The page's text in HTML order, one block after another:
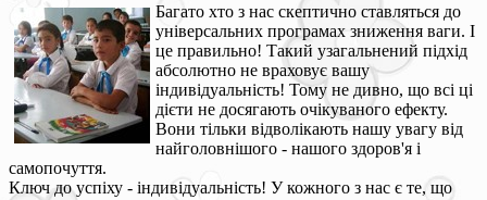
Багато хто з нас скептично ставляться до
універсальних програмах зниження ваги. І
це правильно! Такий узагальнений підхід
абсолютно не враховує вашу
індивідуальність! Тому не дивно, що всі ці
дієти не досягають очікуваного ефекту.
Вони тільки відволікають нашу увагу від
найголовнішого - нашого здоров'я і
самопочуття.
Ключ до успіху - індивідуальність! У кожного з нас є те, що